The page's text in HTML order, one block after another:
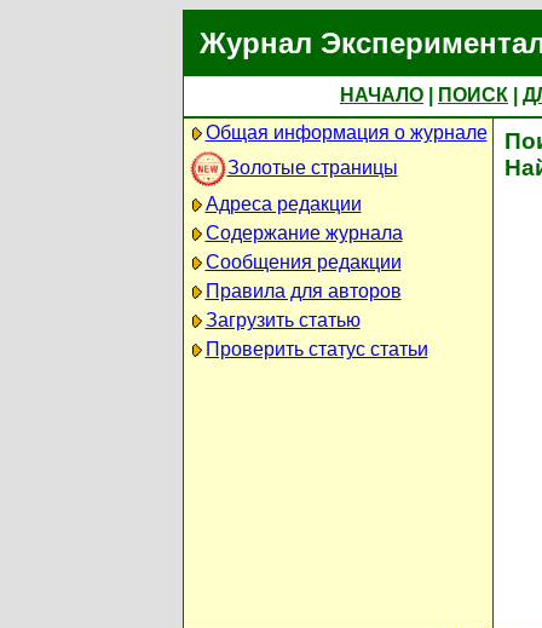
Журнал
НАЧАЛО ПОИСК
Общая информация о журнале
Золотые страницы
Адреса редакции
Содержание журнала
Сообщения редакции
Правила для авторов
Загрузить статью
Проверить статус статьи